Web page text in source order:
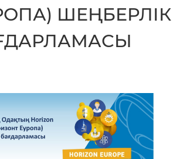
ШЕҢБЕРЛІК